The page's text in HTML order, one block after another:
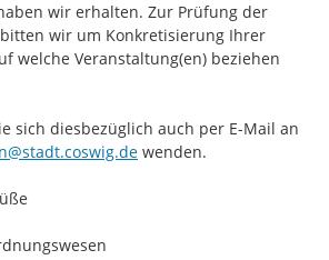
wir erhalten. Zur Prüfung der
wir um Konkretisierung Ihrer
welche Veranstaltung(en) beziehen
wenden.